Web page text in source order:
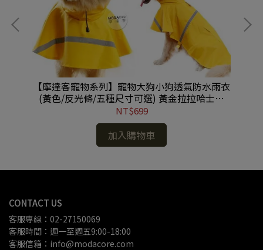
【摩達客寵物系列】寵物大狗小狗透氣防水雨衣
(黃色/反光條/五種尺寸可選) 黃金拉拉哈士奇
(YMP80617003)
NT$699
加入購物車
CONTACT US
客服專線：02-27150069
客服時間：週一至週五9:00-18:00
客服信箱：info@modacore.com